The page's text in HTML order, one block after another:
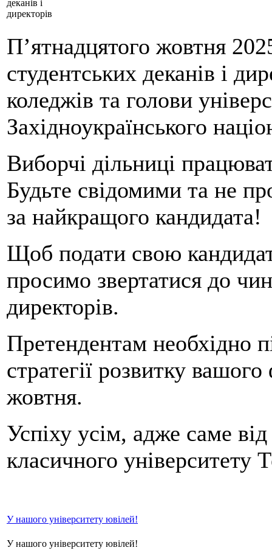
деканів і
директорів
Пʼятнадцятого жовтня
студентських деканів і
коледжів та голови
Західноукраїнського
Виборчі дільниці
Будьте свідомими та не
за найкращого кандидата!
Щоб подати свою
просимо звертатися до
директорів.
Претендентам необхідно
стратегії розвитку
жовтня.
Успіху усім, адже саме
класичного університету
У нашого університету ювілей!
У нашого університету ювілей!